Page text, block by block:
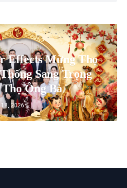
Effects Mừng Thọ
Sang Trọng
Ông Bà
2026